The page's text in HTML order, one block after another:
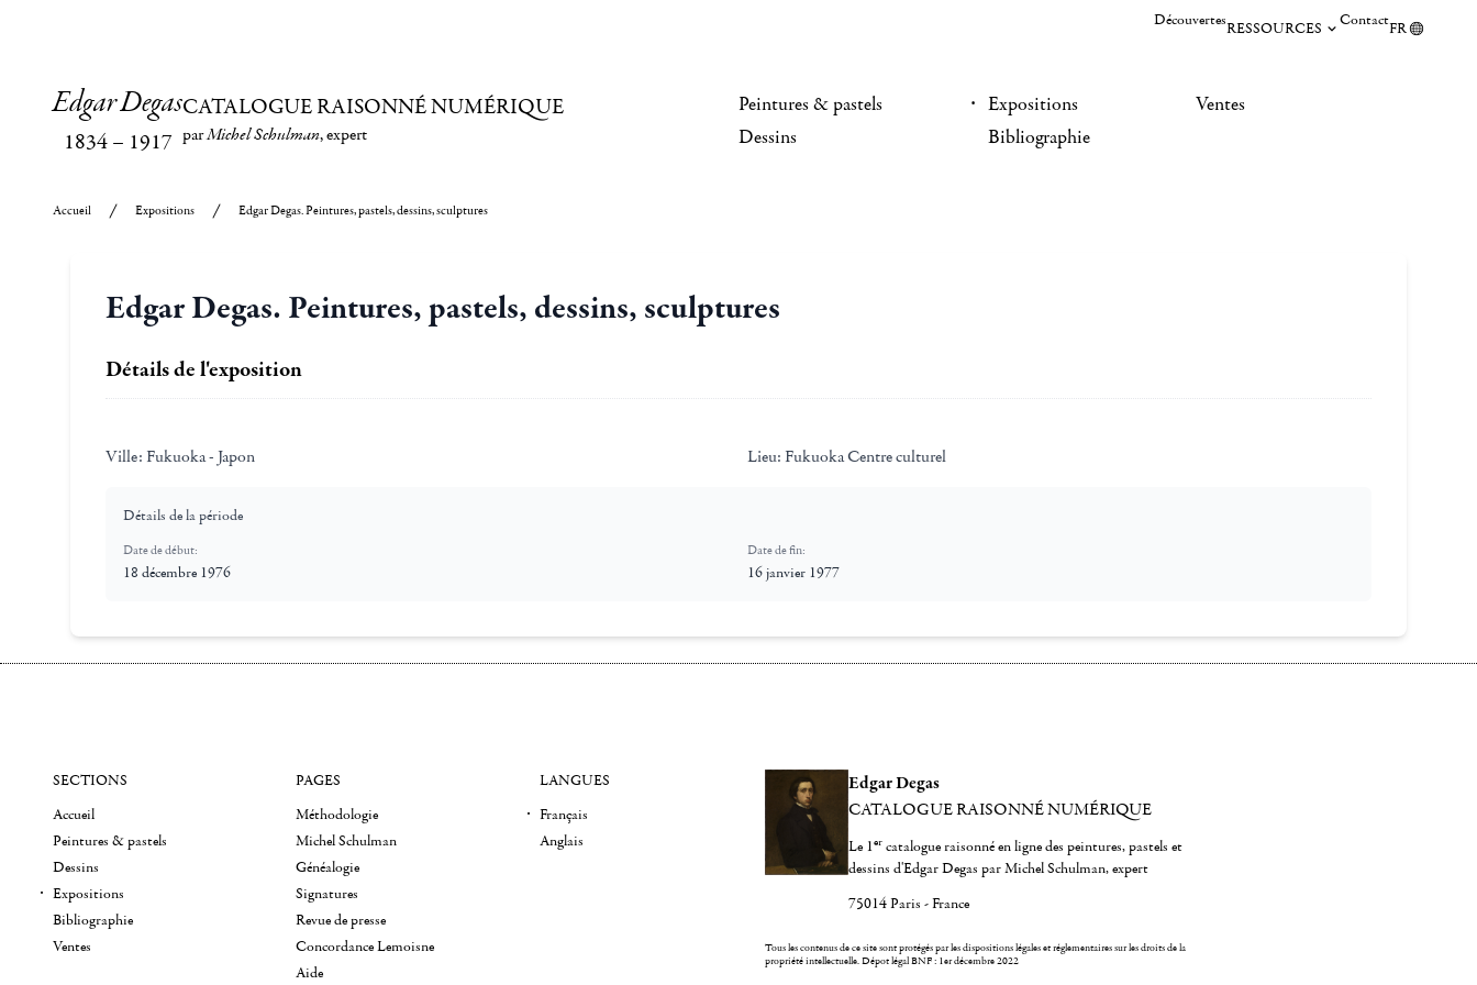
DécouvertesRESSOURCES ContactFR
Edgar Degas
1834– 1917
CATALOGUE RAISONNÉ NUMÉRIQUE
parMichel Schulman, expert
Peintures & pastels
Dessins
Expositions
Bibliographie
Ventes
Accueil Expositions Edgar Degas. Peintures, pastels, dessins, sculptures
Edgar Degas. Peintures, pastels, dessins, sculptures
Détails de l'exposition
Ville: Fukuoka - Japon Lieu: Fukuoka Centre culturel
Détails de la période
Date de début:
18 décembre 1976
Date de fin:
16 janvier 1977
Edgar Degas
CATALOGUE RAISONNÉ NUMÉRIQUE
Le 1er catalogue raisonné en ligne des peintures, pastels et
dessins d'Edgar Degas par Michel Schulman, expert
75014 Paris - France
Tous les contenus de ce site sont protégés par les dispositions légales et réglementaires sur les droits de la
propriété intellectuelle.Dépot légal BNF : 1er décembre 2022
SECTIONS
Accueil
Peintures & pastels
Dessins
Expositions
Bibliographie
Ventes
PAGES
Méthodologie
Michel Schulman
Généalogie
Signatures
Revue de presse
Concordance Lemoisne
Aide
LANGUES
Français
Anglais